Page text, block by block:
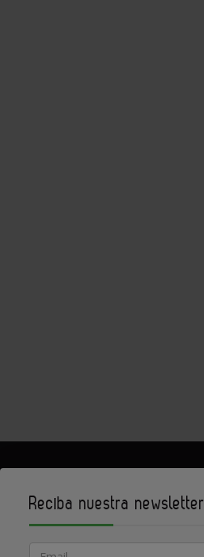
Reciba nuestra newsletter
Email